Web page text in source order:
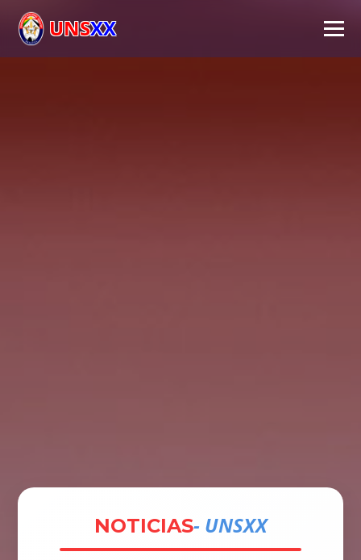
UNSXX
NOTICIAS- UNSXX